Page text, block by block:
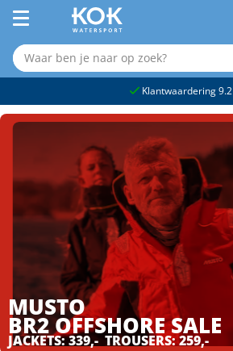
Klantwaardering 9.2
MUSTO
BR2 OFFSHORESALE
JACKETS: 339,- TROUSERS: 259,-